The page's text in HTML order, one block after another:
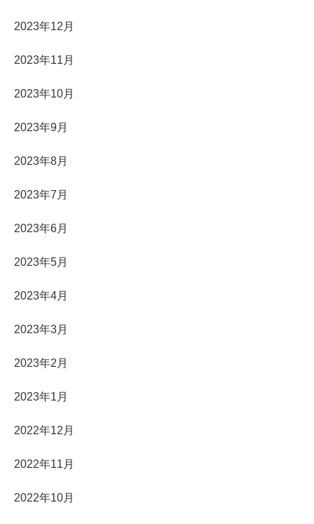
2023年12月
2023年11月
2023年10月
2023年9月
2023年8月
2023年7月
2023年6月
2023年5月
2023年4月
2023年3月
2023年2月
2023年1月
2022年12月
2022年11月
2022年10月